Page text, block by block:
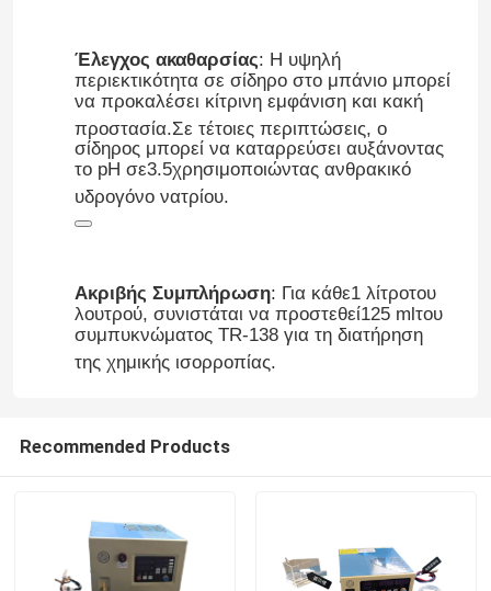
Πρώτες ύλες γαλβανισμού
Φθοριοχημικά
Επιφανειοδραστικός
Εξοπλισμός ηλεκτροπληρωμής
Λεπτοχημικά Προϊόντα
Έλεγχος ακαθαρσίας: Η υψηλή
περιεκτικότητα σε σίδηρο στο μπάνιο μπορεί
να προκαλέσει κίτρινη εμφάνιση και κακή
προστασία.Σε τέτοιες περιπτώσεις, ο
σίδηρος μπορεί να καταρρεύσει αυξάνοντας
το pH σε3.5χρησιμοποιώντας ανθρακικό
υδρογόνο νατρίου.
Ακριβής Συμπλήρωση: Για κάθε1 λίτροτου
λουτρού, συνιστάται να προστεθεί125 mlτου
συμπυκνώματος TR-138 για τη διατήρηση
της χημικής ισορροπίας.
Recommended Products